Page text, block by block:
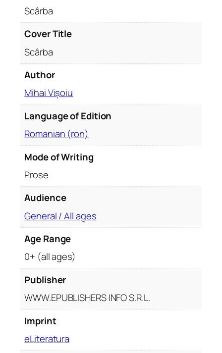
Scârba
Cover Title
Scârba
Author
Mihai Vișoiu
Language of Edition
Romanian (ron)
Mode of Writing
Prose
Audience
General / All ages
Age Range
0+ (all ages)
Publisher
WWW.EPUBLISHERS INFO S.R.L.
Imprint
eLiteratura